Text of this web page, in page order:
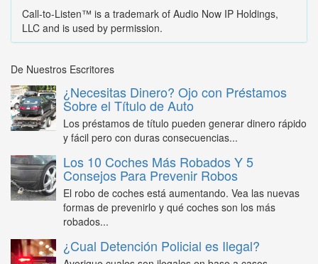
Call-to-Listen™ is a trademark of Audio Now IP Holdings,
LLC and is used by permission.
De Nuestros Escritores
¿Necesitas Dinero? Ojo con Préstamos
Sobre el Título de Auto
Los préstamos de título pueden generar dinero rápido
y fácil pero con duras consecuencias...
Los 10 Coches Más Robados Y 5
Consejos Para Prevenir Robos
El robo de coches está aumentando. Vea las nuevas
formas de prevenirlo y qué coches son los más
robados...
¿Cual Detención Policial es Ilegal?